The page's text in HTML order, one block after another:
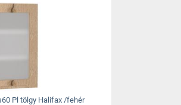
Pl tölgy Halifax /fehér